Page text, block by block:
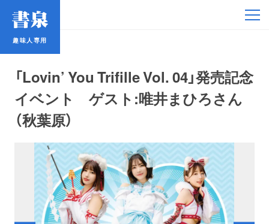
趣味人専用
「Lovin’ You Trifille Vol. 04」発売記念
イベント ゲスト:唯井まひろさん
（秋葉原）
趣味人専用
鉄道・バス
コミック・ラノベ